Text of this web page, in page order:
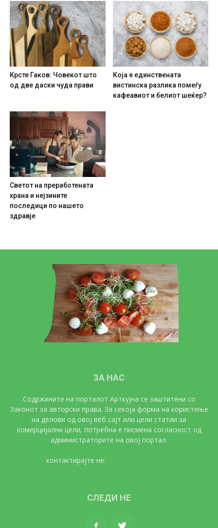
Крсте Гаков: Човекот што
од две даски чуда прави
Која е единствената
вистинска разлика помеѓу
кафеавиот и белиот шеќер?
Светот на преработената
храна и нејзините
последици по нашето
здравје
ЗА НАС
Содржините на порталот Арткујна се заштитени со
Законот за авторски права. За секоја форма на користење
на делови од овој веб сајт или цели статии за
комерцијални цели, потребна е писмена согласност од
администраторите на овој портал.
контактирајте не:
СЛЕДИ НЕ